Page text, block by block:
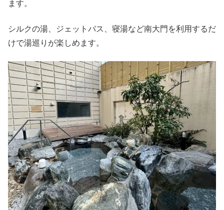
ます。
シルクの湯、ジェットバス、寝湯など南大門を利用するだ
けで湯巡りが楽しめます。